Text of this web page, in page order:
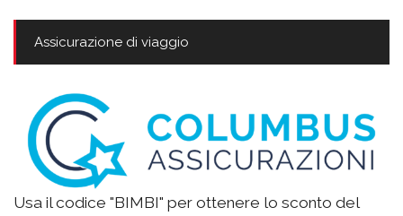
Assicurazione di viaggio
Usa il codice "BIMBI" per ottenere lo sconto del